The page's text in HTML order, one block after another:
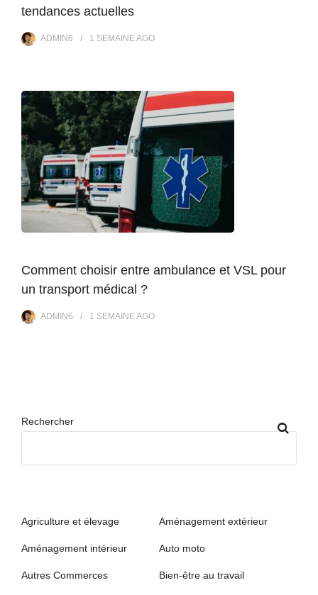
tendances actuelles
ADMIN6 1 SEMAINE AGO
Comment choisir entre ambulance et VSL pour
un transport médical ?
ADMIN6 1 SEMAINE AGO
Rechercher
Agriculture et élevage Aménagement extérieur
Aménagement intérieur Auto moto
Autres Commerces Bien-être au travail